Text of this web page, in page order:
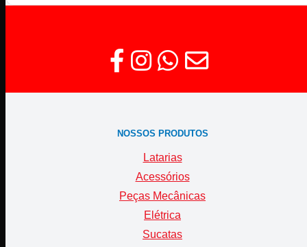
NOSSOS PRODUTOS
Latarias
Acessórios
Peças Mecânicas
Elétrica
Sucatas